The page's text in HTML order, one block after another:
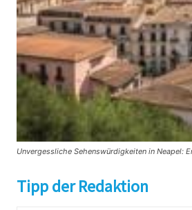
Unvergessliche Sehenswürdigkeiten in
Tipp der Redaktion